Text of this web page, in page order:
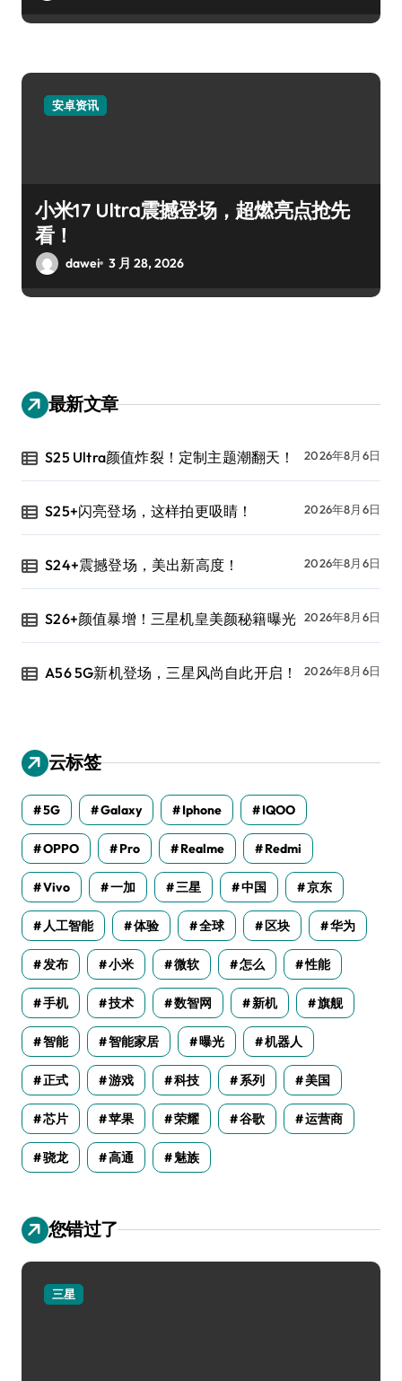
安卓资讯
小米17 Ultra震撼登场，超燃亮点抢先
看！
dawei 3 月 28, 2026
最新文章
S25 Ultra颜值炸裂！定制主题潮翻天！ 2026年8月6日
S25+闪亮登场，这样拍更吸睛！ 2026年8月6日
S24+震撼登场，美出新高度！ 2026年8月6日
S26+颜值暴增！三星机皇美颜秘籍曝光 2026年8月6日
A56 5G新机登场，三星风尚自此开启！ 2026年8月6日
云标签
5G Galaxy Iphone IQOO
OPPO Pro Realme Redmi
Vivo 一加 三星 中国 京东
人工智能 体验 全球 区块 华为
发布 小米 微软 怎么 性能
手机 技术 数智网 新机 旗舰
智能 智能家居 曝光 机器人
正式 游戏 科技 系列 美国
芯片 苹果 荣耀 谷歌 运营商
骁龙 高通 魅族
您错过了
三星